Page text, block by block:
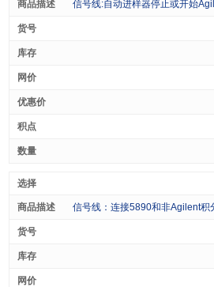
信号线:自动进样器停止或开始Agilent GC Cable Automatic
信号线：连接5890和非Agilent积分仪或记录仪